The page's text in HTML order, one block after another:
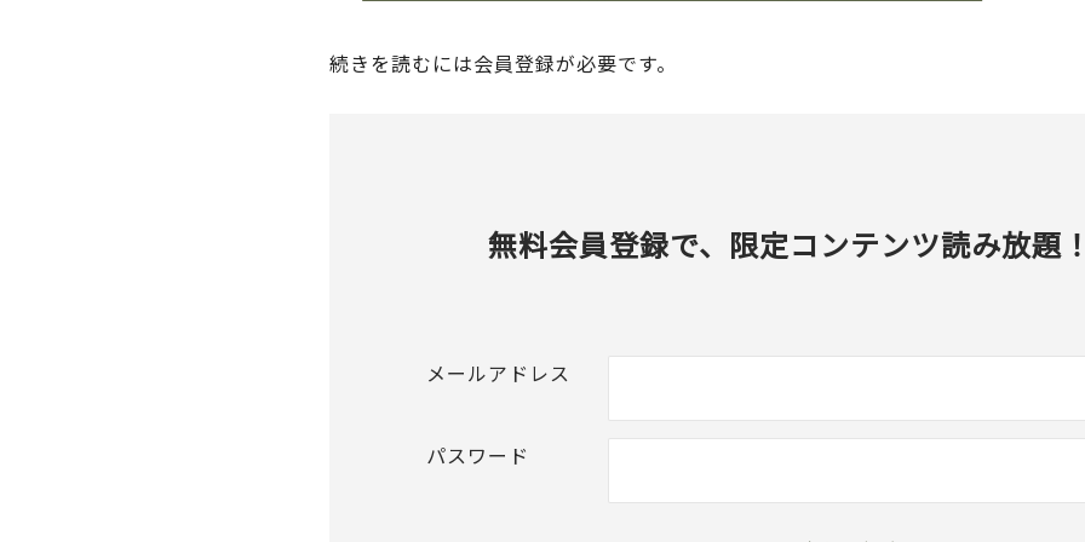
続きを読むには会員登録が必要です。
無料会員登録で、限定コンテンツ読み放題
メールアドレス
パスワード